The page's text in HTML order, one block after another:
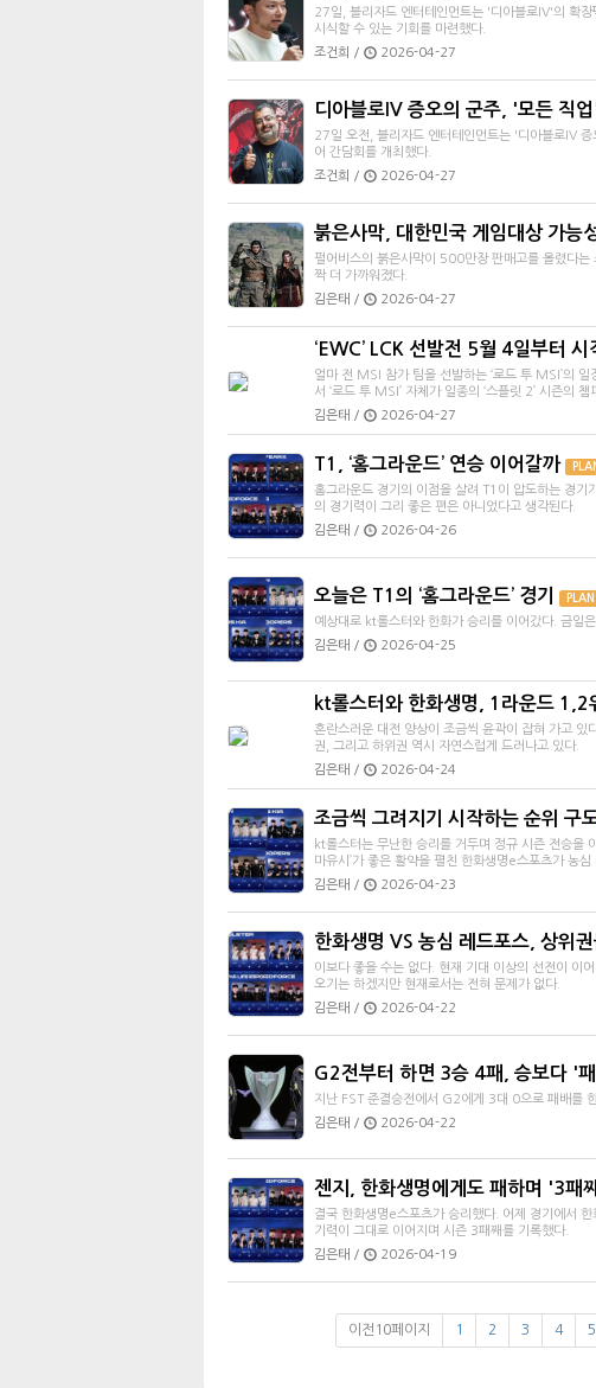
27일, 블리자드 엔터테인먼트는 '디아블로IV'의 확
시식할 수 있는 기회를 마련했다.
조건희 /
2026-04-27
디아블로IV 증오의 군주, '모든 직
27일 오전, 블리자드 엔터테인먼트는 '디아블로IV
어 간담회를 개최했다.
조건희 /
2026-04-27
붉은사막, 대한민국 게임대상 가능
펄어비스의 붉은사막이 500만장 판매고를 올렸다
짝 더 가까워졌다.
김은태 /
2026-04-27
‘EWC’ LCK 선발전 5월 4일부터 시
얼마 전 MSI 참가 팀을 선발하는 ‘로드 투 MSI’의
서 ‘로드 투 MSI’ 자체가 일종의 ‘스플릿 2’ 시즌의 챔
김은태 /
2026-04-27
T1, ‘홈그라운드’ 연승 이어갈까
홈그라운드 경기의 이점을 살려 T1이 압도하는 경기
의 경기력이 그리 좋은 편은 아니었다고 생각된다.
김은태 /
2026-04-26
오늘은 T1의 ‘홈그라운드’ 경기 PLAN
예상대로 kt롤스터와 한화가 승리를 이어갔다. 금일은
김은태 /
2026-04-25
kt롤스터와 한화생명, 1라운드 1,2
혼란스러운 대전 양상이 조금씩 윤곽이 잡혀 가고 있
권, 그리고 하위권 역시 자연스럽게 드러나고 있다.
김은태 /
2026-04-24
조금씩 그려지기 시작하는 순위 구
kt롤스터는 무난한 승리를 거두며 정규 시즌 전승을
마유시’가 좋은 활약을 펼친 한화생명e스포츠가 농심
김은태 /
2026-04-23
한화생명 VS 농심 레드포스, 상위권
이보다 좋을 수는 없다. 현재 기대 이상의 선전이 이
오기는 하겠지만 현재로서는 전혀 문제가 없다.
김은태 /
2026-04-22
G2전부터 하면 3승 4패, 승보다 '
지난 FST 준결승전에서 G2에게 3대 0으로 패배를
김은태 /
2026-04-22
젠지, 한화생명에게도 패하며 '3패
결국 한화생명e스포츠가 승리했다. 어제 경기에서
기력이 그대로 이어지며 시즌 3패째를 기록했다.
김은태 /
2026-04-19
이전10페이지 1 2 3 4 5